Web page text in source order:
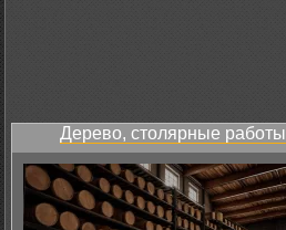
Дерево, столярные работы